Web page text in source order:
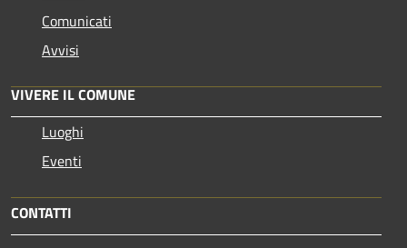
Comunicati
Avvisi
VIVERE IL COMUNE
Luoghi
Eventi
CONTATTI